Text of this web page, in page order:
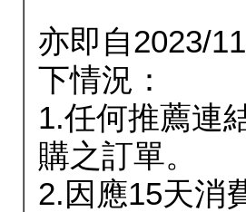
亦即自2023/
下情況：
1.任何推薦連
購之訂單。
2.因應15天消